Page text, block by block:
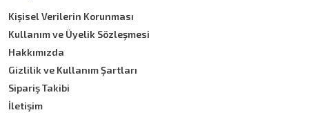
Kişisel Verilerin Korunması
Kullanım ve Üyelik Sözleşmesi
Hakkımızda
Gizlilik ve Kullanım Şartları
Sipariş Takibi
İletişim